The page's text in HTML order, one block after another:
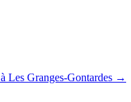
à Les Granges-Gontardes →